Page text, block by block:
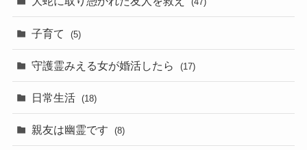
子育て (5)
守護霊みえる女が婚活したら (17)
日常生活 (18)
親友は幽霊です (8)